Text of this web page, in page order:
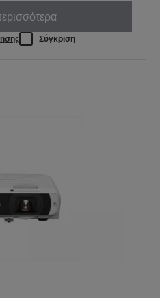
Σύγκριση